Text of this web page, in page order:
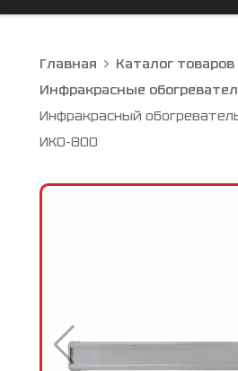
Главная
Каталог товаров
Инфракрасные
Инфракрасный
ИКО-800